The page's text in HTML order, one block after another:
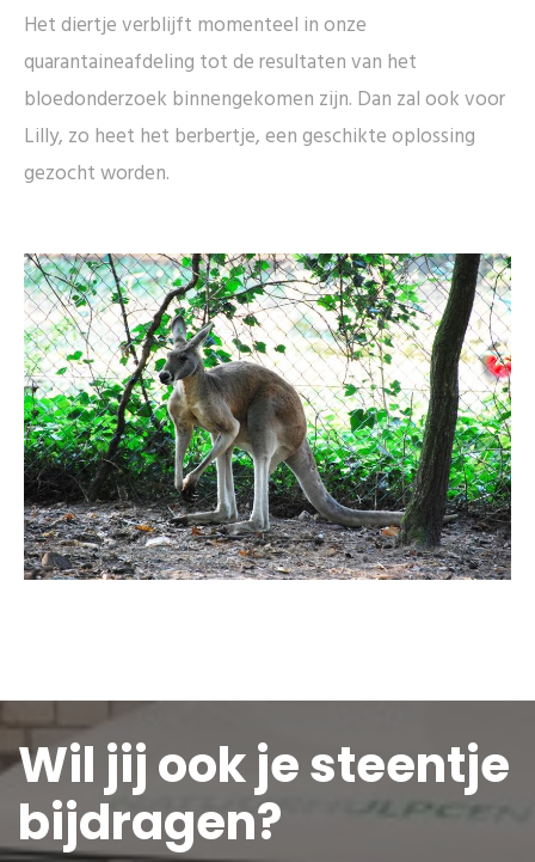
Het diertje verblijft momenteel in onze
quarantaineafdeling tot de resultaten van het
bloedonderzoek binnengekomen zijn. Dan zal ook voor
Lilly, zo heet het berbertje, een geschikte oplossing
gezocht worden.
Wil jij ook je steentje
bijdragen?